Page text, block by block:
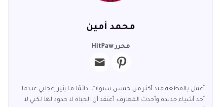
محمد أمين
محرر HitPaw
أعمل بالقطعة منذ أكثر من خمس سنوات. دائمًا ما يثير إعجابي عندما
أجد أشياء جديدة وأحدث المعارف. أعتقد أن الحياة لا حدود لها لكني لا